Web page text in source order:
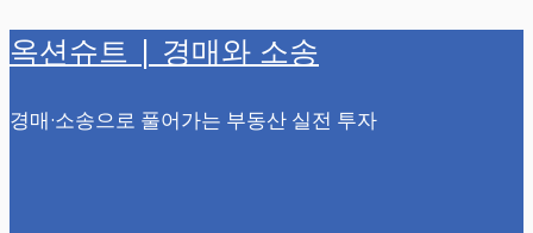
컨
츠
옥션슈트 | 경매와 소송
경매·소송으로 풀어가는 부동산 실전 투자